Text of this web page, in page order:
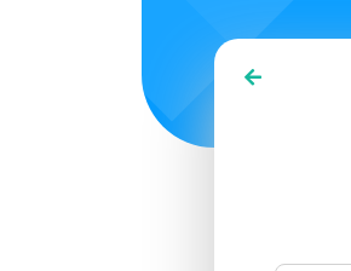
SIGN UP